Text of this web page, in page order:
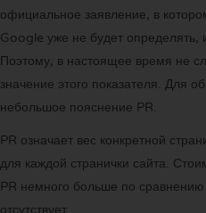
официальное заявление, в
Google уже не будет определять,
Поэтому, в настоящее время не
значение этого показателя. Для
небольшое пояснение PR.
PR означает вес конкретной
для каждой странички сайта.
PR немного больше по сравнению
отсутствует.